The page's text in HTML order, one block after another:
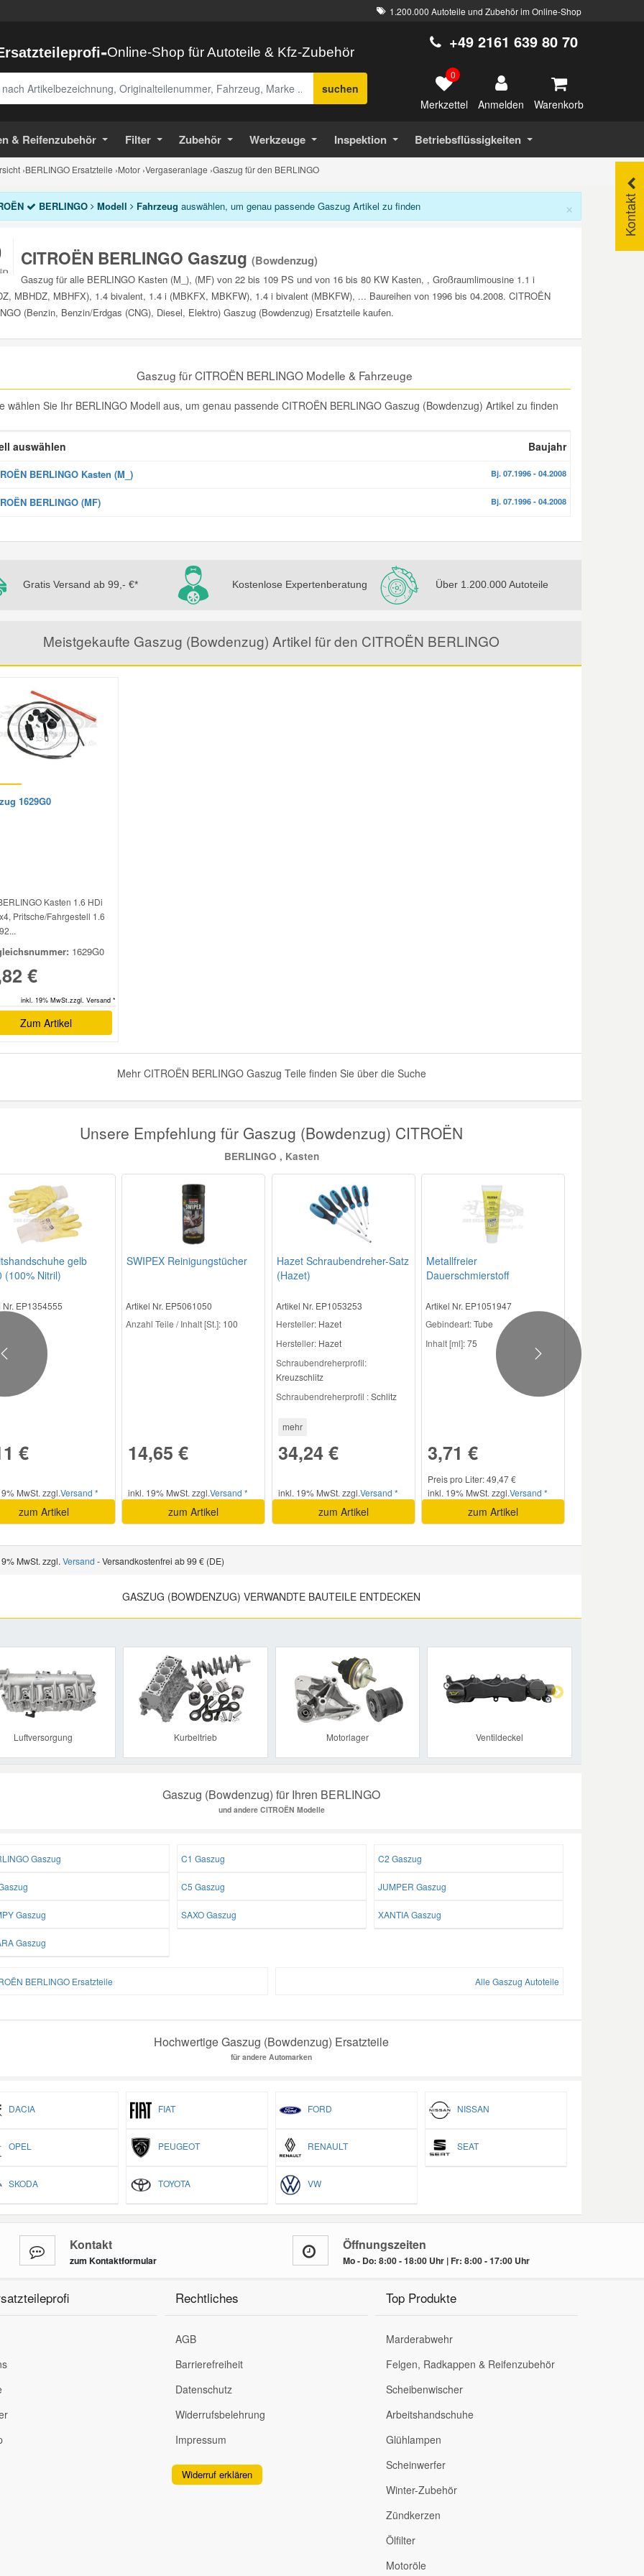
1.200.000 Autoteile und Zubehör im Online-Shop
-Online-Shop für Autoteile & Kfz-Zubehör
suchen
+49 2161 639 80 70
0
Merkzettel Anmelden Warenkorb
& Reifenzubehör Filter Zubehör Werkzeuge Inspektion Betriebsflüssigkeiten
›BERLINGO Ersatzteile ›Motor ›Vergaseranlage ›Gaszug für den BERLINGO
Kontakt
×
BERLINGO Modell Fahrzeug auswählen, um genau passende Gaszug Artikel zu finden
CITROËN BERLINGO Gaszug (Bowdenzug)
Gaszug für alle BERLINGO Kasten (M_), (MF) von 22 bis 109 PS und von 16 bis 80 KW Kasten, , Großraumlimousine 1.1 i
MBHDZ, MBHFX), 1.4 bivalent, 1.4 i (MBKFX, MBKFW), 1.4 i bivalent (MBKFW), ... Baureihen von 1996 bis 04.2008. CITROËN
(Benzin, Benzin/Erdgas (CNG), Diesel, Elektro) Gaszug (Bowdenzug) Ersatzteile kaufen.
Gaszug für CITROËN BERLINGO Modelle & Fahrzeuge
wählen Sie Ihr BERLINGO Modell aus, um genau passende CITROËN BERLINGO Gaszug (Bowdenzug) Artikel zu finden
auswählen Baujahr
BERLINGO Kasten (M_) Bj. 07.1996 - 04.2008
BERLINGO (MF) Bj. 07.1996 - 04.2008
Gratis Versand ab 99,- €* Kostenlose Expertenberatung Über 1.200.000 Autoteile
Meistgekaufte Gaszug (Bowdenzug) Artikel für den CITROËN BERLINGO
1629G0
Kasten 1.6 HDi
Pritsche/Fahrgestell 1.6
1629G0
€
inkl. 19% MwSt.zzgl. Versand *
Zum Artikel
Mehr CITROËN BERLINGO Gaszug Teile finden Sie über die Suche
Unsere Empfehlung für Gaszug (Bowdenzug) CITROËN
BERLINGO , Kasten
gelb
(100% Nitril)
Nr. EP1354555
€
MwSt. zzgl.Versand *
zum Artikel
SWIPEX Reinigungstücher
Artikel Nr. EP5061050
Anzahl Teile / Inhalt [St.]: 100
14,65 €
inkl. 19% MwSt. zzgl.Versand *
zum Artikel
Hazet Schraubendreher-Satz
(Hazet)
Artikel Nr. EP1053253
Hersteller: Hazet
Hersteller:Hazet
Schraubendreherprofil:
Kreuzschlitz
Schraubendreherprofil :Schlitz
mehr
34,24 €
inkl. 19% MwSt. zzgl.Versand *
zum Artikel
Metallfreier
Dauerschmierstoff
Artikel Nr. EP1051947
Gebindeart:Tube
Inhalt [ml]:75
3,71 €
Preis pro Liter: 49,47 €
inkl. 19% MwSt. zzgl.Versand *
zum Artikel
Previous Next
MwSt. zzgl. Versand - Versandkostenfrei ab 99 € (DE)
GASZUG (BOWDENZUG) VERWANDTE BAUTEILE ENTDECKEN
Luftversorgung Kurbeltrieb Motorlager Ventildeckel
Gaszug (Bowdenzug) für Ihren BERLINGO
und andere CITROËN Modelle
Gaszug C1 Gaszug C2 Gaszug
C5 Gaszug JUMPER Gaszug
Gaszug SAXO Gaszug XANTIA Gaszug
Gaszug
BERLINGO Ersatzteile Alle Gaszug Autoteile
Hochwertige Gaszug (Bowdenzug) Ersatzteile
für andere Automarken
DACIA FIAT FORD NISSAN
OPEL PEUGEOT RENAULT SEAT
SKODA TOYOTA VW
Kontakt
zum Kontaktformular
Öffnungszeiten
Mo - Do: 8:00 - 18:00 Uhr | Fr: 8:00 - 17:00 Uhr
Rechtliches
AGB
Barrierefreiheit
Datenschutz
Widerrufsbelehrung
Impressum
Widerruf erklären
Top Produkte
Marderabwehr
Felgen, Radkappen & Reifenzubehör
Scheibenwischer
Arbeitshandschuhe
Glühlampen
Scheinwerfer
Winter-Zubehör
Zündkerzen
Ölfilter
Motoröle